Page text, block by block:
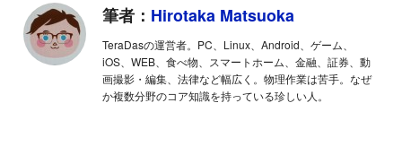
筆者： Hirotaka Matsuoka
TeraDasの運営者。PC、Linux、Android、ゲーム、
iOS、WEB、食べ物、スマートホーム、金融、証券、動
画撮影・編集、法律など幅広く。物理作業は苦手。なぜ
か複数分野のコア知識を持っている珍しい人。